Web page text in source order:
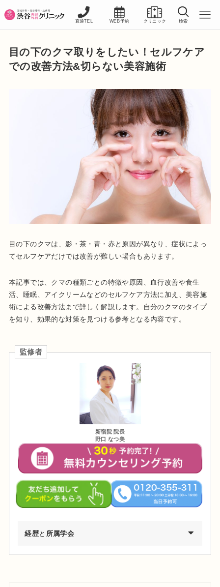
直通TEL WEB予約 クリニック 検索
目の下のクマ取りをしたい！セルフケア
での改善方法&切らない美容施術
目の下のクマは、影・茶・青・赤と原因が異なり、症状によっ
てセルフケアだけでは改善が難しい場合もあります。
本記事では、クマの種類ごとの特徴や原因、血行改善や食生
活、睡眠、アイクリームなどのセルフケア方法に加え、美容施
術による改善方法まで詳しく解説します。自分のクマのタイプ
を知り、効果的な対策を見つける参考となる内容です。
監修者
新宿院 院長
野口 なつ美
経歴と 所属学会